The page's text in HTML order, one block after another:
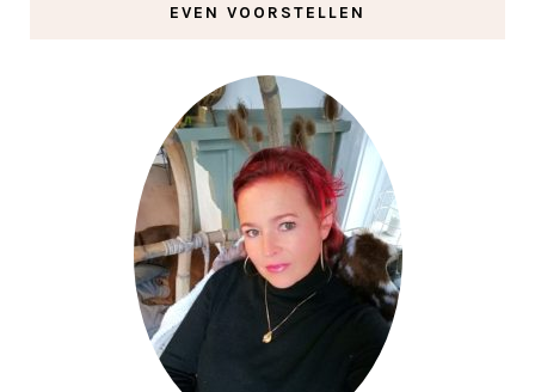
EVEN VOORSTELLEN